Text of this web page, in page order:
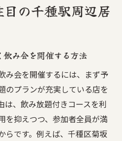
の千種駅周辺居
み会を開催する方法
み会を開催するには、まず予
のプランが充実している店を
は、飲み放題付きコースを利
を抑えつつ、参加者全員が満
らです。例えば、千種区菊坂